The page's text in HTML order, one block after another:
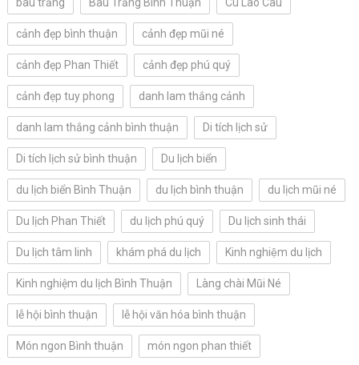
bàu trắng Bàu Trắng Bình Thuận Cù Lao Câu
cảnh đẹp bình thuận cảnh đẹp mũi né
cảnh đẹp Phan Thiết cảnh đẹp phú quý
cảnh đẹp tuy phong danh lam thắng cảnh
danh lam thắng cảnh bình thuận Di tích lịch sử
Di tích lịch sử bình thuận Du lịch biển
du lịch biển Bình Thuận du lịch bình thuận du lịch mũi né
Du lịch Phan Thiết du lịch phú quý Du lịch sinh thái
Du lịch tâm linh khám phá du lịch Kinh nghiệm du lịch
Kinh nghiệm du lịch Bình Thuận Làng chài Mũi Né
lễ hội bình thuận lễ hội văn hóa bình thuận
Món ngon Bình thuận món ngon phan thiết